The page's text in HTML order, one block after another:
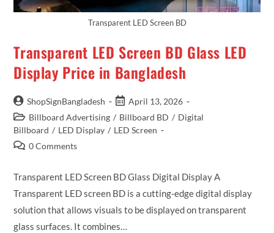
Transparent LED Screen BD
Transparent LED Screen BD Glass LED
Display Price in Bangladesh
ShopSignBangladesh
April 13, 2026
Billboard Advertising / Billboard BD / Digital
Billboard / LED Display / LED Screen
0 Comments
Transparent LED Screen BD Glass Digital Display A
Transparent LED screen BD is a cutting-edge digital display
solution that allows visuals to be displayed on transparent
glass surfaces. It combines…